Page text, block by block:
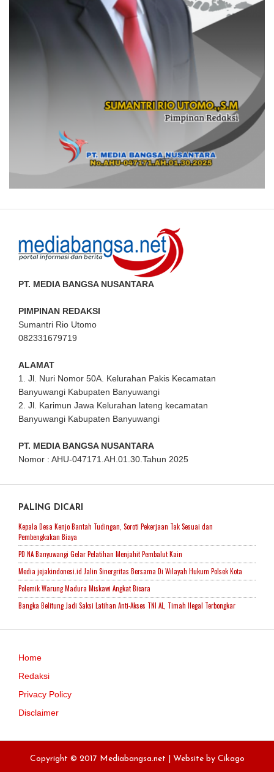
PT. MEDIA BANGSA NUSANTARA
PIMPINAN REDAKSI
Sumantri Rio Utomo
082331679719
ALAMAT
1. Jl. Nuri Nomor 50A. Kelurahan Pakis Kecamatan
Banyuwangi Kabupaten Banyuwangi
2. Jl. Karimun Jawa Kelurahan lateng kecamatan
Banyuwangi Kabupaten Banyuwangi
PT. MEDIA BANGSA NUSANTARA
Nomor : AHU-047171.AH.01.30.Tahun 2025
PALING DICARI
Kepala Desa Kenjo Bantah Tudingan, Soroti Pekerjaan Tak Sesuai dan
Pembengkakan Biaya
PD NA Banyuwangi Gelar Pelatihan Menjahit Pembalut Kain
Media jejakindonesi.id Jalin Sinergritas Bersama Di Wilayah Hukum Polsek Kota
Polemik Warung Madura Miskawi Angkat Bicara
Bangka Belitung Jadi Saksi Latihan Anti-Akses TNI AL, Timah Ilegal Terbongkar
Home
Redaksi
Privacy Policy
Disclaimer
Copyright © 2017 Mediabangsa.net | Website by Cikago